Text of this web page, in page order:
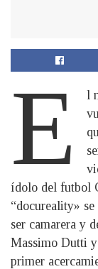
E
l
ídolo del futbol
“docureality»
ser camarera y
Massimo Dutti
primer